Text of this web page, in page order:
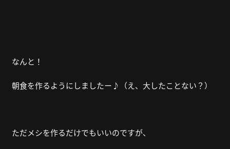
なんと！
朝食を作るようにしましたー♪（え、大したことない？）
ただメシを作るだけでもいいのですが、